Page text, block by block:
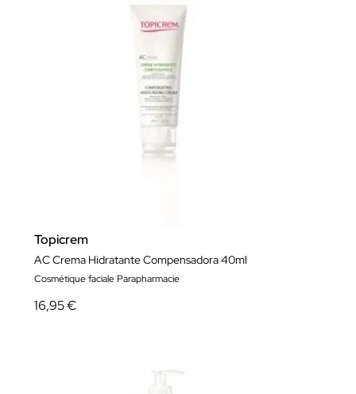
Topicrem
AC Crema Hidratante Compensadora 40ml
Cosmétique faciale Parapharmacie
16,95 €